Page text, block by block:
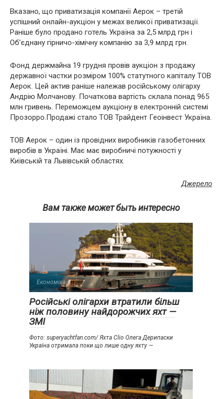
Вказано, що приватизація компанії Аерок – третій
успішний онлайн-аукціон у межах великої приватизації.
Раніше було продано готель Україна за 2,5 млрд грн і
Об’єднану гірничо-хімічну компанію за 3,9 млрд грн.
Фонд держмайна 19 грудня провів аукціон з продажу
державної частки розміром 100% статутного капіталу ТОВ
Аерок. Цей актив раніше належав російському олігарху
Андрію Молчанову. Початкова вартість склала понад 965
млн гривень. Переможцем аукціону в електронній системі
Прозорро.Продажі стало ТОВ Трайдент Геоінвест Україна.
ТОВ Аерок – один із провідних виробників газобетонних
виробів в Україні. Має має виробничі потужності у
Київській та Львівській областях.
Джерело
Вам также может быть интересно
Економіка
Російські олігархи втратили більш
ніж половину найдорожчих яхт —
ЗМІ
Фото: superyachtfan.com/ Яхта Clio Олега Дерипаски
Україна отримала поки що лише одну яхту —